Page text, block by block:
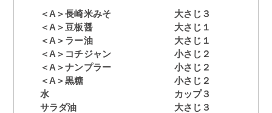
＜A＞長崎米みそ
大さじ３
＜A＞豆板醤
大さじ１
＜A＞ラー油
大さじ１
＜A＞コチジャン
小さじ２
＜A＞ナンプラー
小さじ２
＜A＞黒糖
小さじ２
水
カップ３
サラダ油
大さじ３